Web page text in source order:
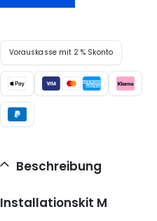
Vorauskasse mit 2 % Skonto
Beschreibung
Installationskit M